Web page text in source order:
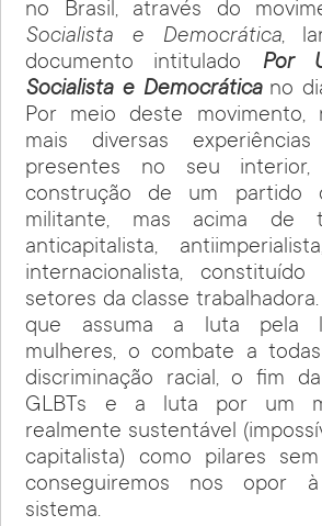
no Brasil, através do
Socialista e Democrática,
documento intitulado Por
Socialista e Democráticano
Por meio deste movimento,
mais diversas
presentes no seu interior,
construção de um partido
militante, mas acima de
anticapitalista,
internacionalista,
setores da classe
que assuma a luta pela
mulheres, o combate a
discriminação racial, o fim
GLBTs e a luta por um
realmente sustentável
capitalista) como pilares
conseguiremos nos opor
sistema.